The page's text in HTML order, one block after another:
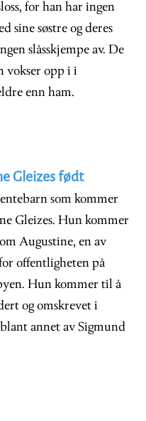
for han har ingen
sine søstre og deres
slåsskjempe av. De
vokser opp i i
enn ham.
Gleizes født
som kommer
Gleizes. Hun kommer
Augustine, en av
offentligheten på
Hun kommer til å
og omskrevet i
annet av Sigmund